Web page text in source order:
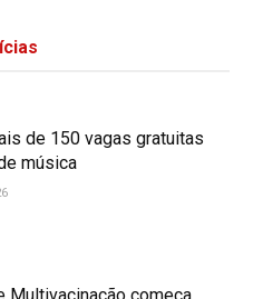
de 150 vagas gratuitas
música